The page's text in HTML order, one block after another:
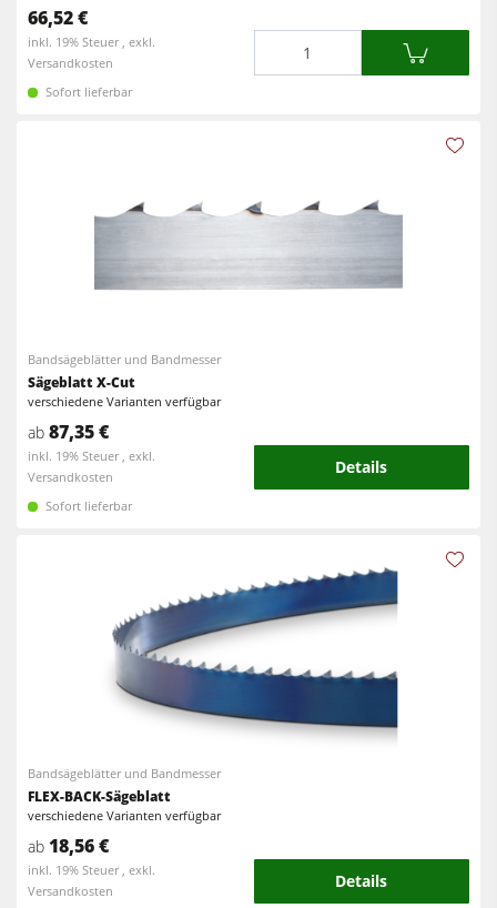
66,52 €
inkl. 19% Steuer , exkl.
Versandkosten
Sofort lieferbar
Bandsägeblätter und Bandmesser
Sägeblatt X-Cut
verschiedene Varianten verfügbar
ab 87,35 €
inkl. 19% Steuer , exkl.
Versandkosten
Details
Sofort lieferbar
Bandsägeblätter und Bandmesser
FLEX-BACK-Sägeblatt
verschiedene Varianten verfügbar
ab 18,56 €
inkl. 19% Steuer , exkl.
Versandkosten
Details